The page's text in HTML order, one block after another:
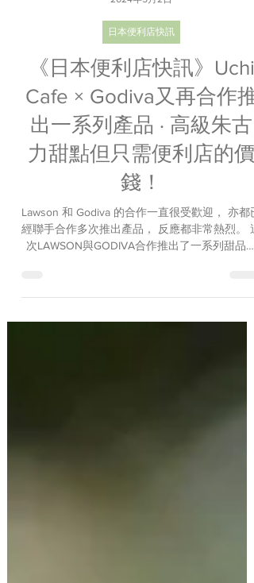
Miko
2024年5月2日
《日本便利店快訊》Uchi
Cafe × Godiva又再合作推
出一系列產品 · 高級朱古
力甜點但只需便利店的價
錢！
Lawson 和 Godiva 的合作一直很受歡迎， 亦都已
經聯手合作多次推出產品， 反應都非常熱烈。 這
品共有 5...